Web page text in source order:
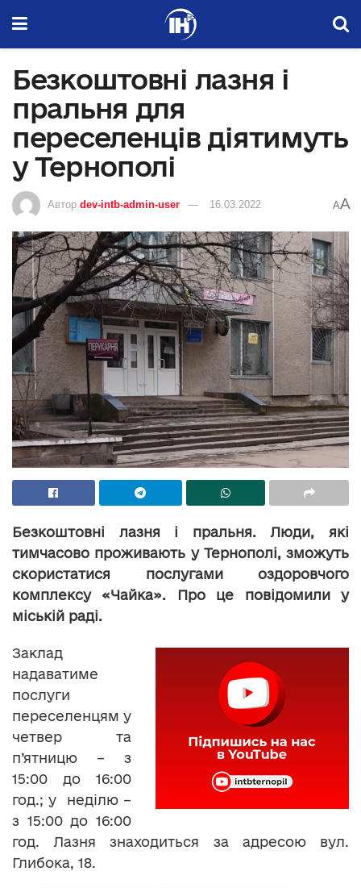
Безкоштовні лазня і
пральня для
переселенців діятимуть
у Тернополі
Автор dev-intb-admin-user 16.03.2022 AA
Безкоштовні лазня і пральня. Люди, які
тимчасово проживають у Тернополі, зможуть
скористатися послугами оздоровчого
комплексу «Чайка». Про це повідомили у
міській раді.
Заклад
надаватиме
послуги
переселенцям у
четвер та
п’ятницю – з
15:00 до 16:00
год.; у неділю –
з 15:00 до 16:00
год. Лазня знаходиться за адресою вул.
Глибока, 18.